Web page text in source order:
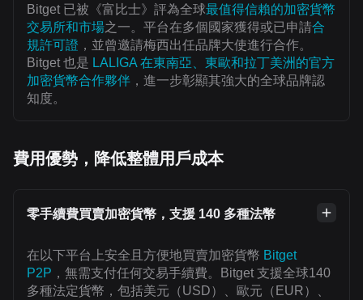
Bitget 已被《富比士》評為全球最值得信賴的加密貨幣
交易所和市場之一。平台在多個國家獲得或已申請合
規許可證 ，並曾邀請梅西出任品牌大使進行合作。
Bitget 也是 LALIGA 在東南亞、東歐和拉丁美洲的官方
加密貨幣合作夥伴 ，進一步彰顯其強大的全球品牌認
知度。
費用優勢，降低整體用戶成本
零手續費買賣加密貨幣，支援 140 多種法幣
在以下平台上安全且方便地買賣加密貨幣 Bitget
P2P ，無需支付任何交易手續費。Bitget 支援全球140
多種法定貨幣，包括美元（USD）、歐元（EUR）、